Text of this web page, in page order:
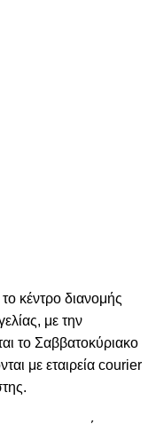
κέντρο διανομής
με την
το Σαββατοκύριακο
με εταιρεία courier